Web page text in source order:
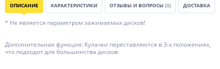
ОПИСАНИЕ ХАРАКТЕРИСТИКИ ОТЗЫВЫ И ВОПРОСЫ (0) ДОСТАВКА
* Не является параметром зажимаемых дисков!
Дополнительная функция: Кулачки переставляются в 3-х положениях,
что подходит для большинства дисков.